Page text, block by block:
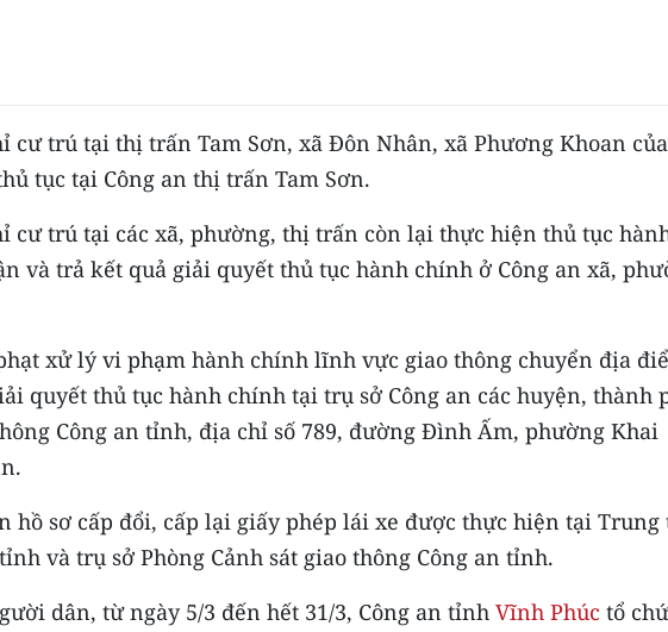
cư trú tại thị trấn Tam Sơn, xã Đôn Nhân, xã Phương Khoan của
tục tại Công an thị trấn Tam Sơn.
cư trú tại các xã, phường, thị trấn còn lại thực hiện thủ tục
và trả kết quả giải quyết thủ tục hành chính ở Công an xã,
xử lý vi phạm hành chính lĩnh vực giao thông chuyển địa
quyết thủ tục hành chính tại trụ sở Công an các huyện, thành
Công an tỉnh, địa chỉ số 789, đường Đình Ấm, phường Khai
hồ sơ cấp đổi, cấp lại giấy phép lái xe được thực hiện tại Trung
và trụ sở Phòng Cảnh sát giao thông Công an tỉnh.
dân, từ ngày 5/3 đến hết 31/3, Công an tỉnh Vĩnh Phúc tổ